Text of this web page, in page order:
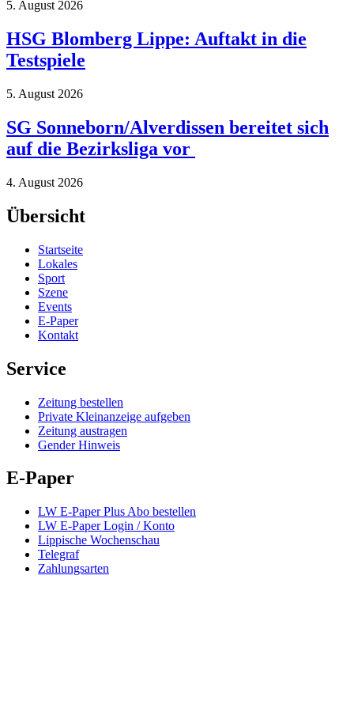
5. August 2026
HSG Blomberg Lippe: Auftakt in die
Testspiele
5. August 2026
SG Sonneborn/Alverdissen bereitet sich
auf die Bezirksliga vor
4. August 2026
Übersicht
Startseite
Lokales
Sport
Szene
Events
E-Paper
Kontakt
Service
Zeitung bestellen
Private Kleinanzeige aufgeben
Zeitung austragen
Gender Hinweis
E-Paper
LW E-Paper Plus Abo bestellen
LW E-Paper Login / Konto
Lippische Wochenschau
Telegraf
Zahlungsarten